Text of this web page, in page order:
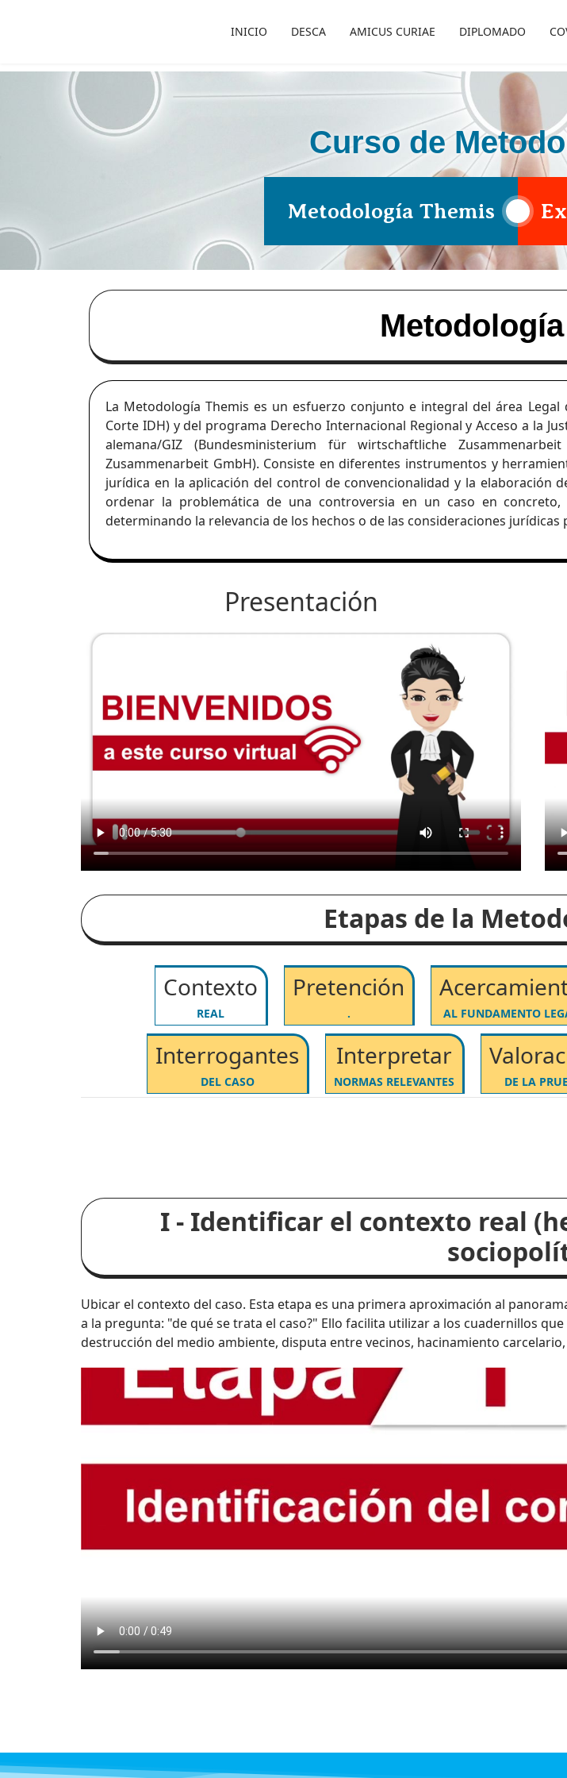
INICIO DESCA AMICUS CURIAE DIPLOMADO
Curso de
Metodología Themis
La Metodología Themis es un esfuerzo conjunto e integral del área
Corte IDH) y del programa Derecho Internacional Regional y Acceso a la
alemana/GIZ (Bundesministerium für wirtschaftliche
Zusammenarbeit GmbH). Consiste en diferentes instrumentos y
jurídica en la aplicación del control de convencionalidad y la elaboración
ordenar la problemática de una controversia en un caso en
determinando la relevancia de los hechos o de las consideraciones
Presentación
Etapas de la
Contexto
REAL
Pretención
. AL FUNDAMENTO
Interrogantes
DEL CASO
Interpretar
NORMAS RELEVANTES DE LA
I - Identificar el contexto real
Ubicar el contexto del caso. Esta etapa es una primera aproximación al
a la pregunta: "de qué se trata el caso?" Ello facilita utilizar a los cuadernillos
destrucción del medio ambiente, disputa entre vecinos, hacinamiento